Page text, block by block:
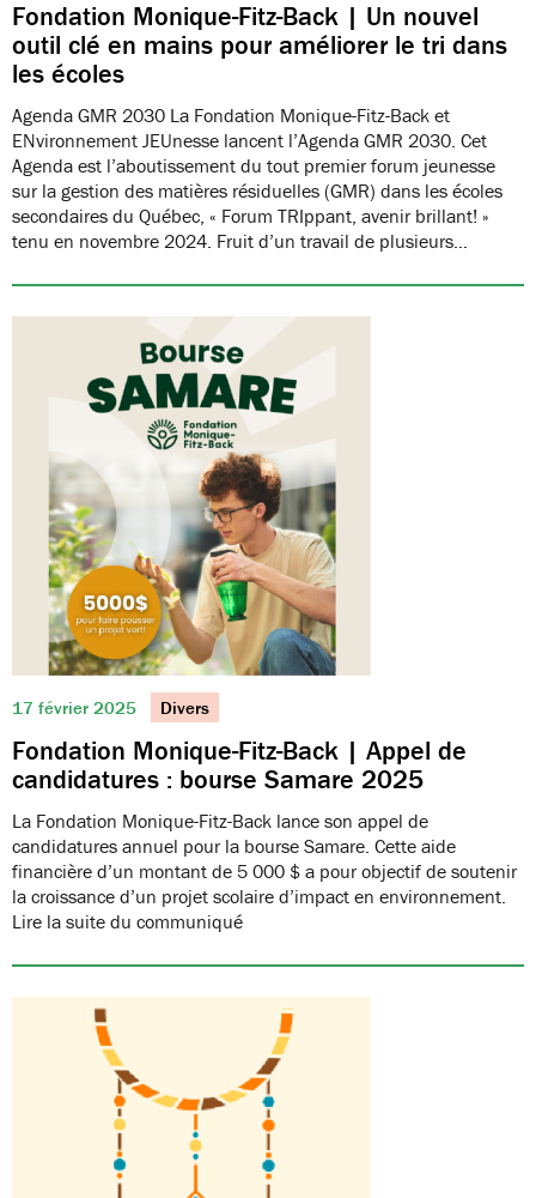
Fondation Monique-Fitz-Back | Un nouvel
outil clé en mains pour améliorer le tri dans
les écoles
Agenda GMR 2030 La Fondation Monique-Fitz-Back et
ENvironnement JEUnesse lancent l’Agenda GMR 2030. Cet
Agenda est l’aboutissement du tout premier forum jeunesse
sur la gestion des matières résiduelles (GMR) dans les écoles
secondaires du Québec, « Forum TRIppant, avenir brillant! »
tenu en novembre 2024. Fruit d’un travail de plusieurs…
17 février 2025 Divers
Fondation Monique-Fitz-Back | Appel de
candidatures : bourse Samare 2025
La Fondation Monique-Fitz-Back lance son appel de
candidatures annuel pour la bourse Samare. Cette aide
financière d’un montant de 5 000 $ a pour objectif de soutenir
la croissance d’un projet scolaire d’impact en environnement.
Lire la suite du communiqué